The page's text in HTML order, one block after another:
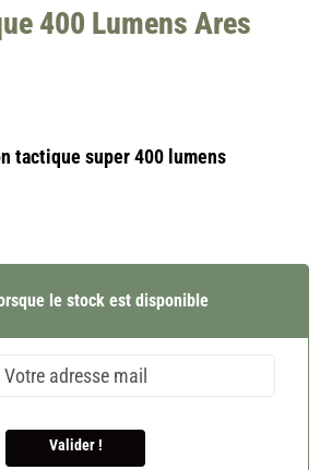
400 Lumens Ares
tactique super 400 lumens
le stock est disponible
Valider !